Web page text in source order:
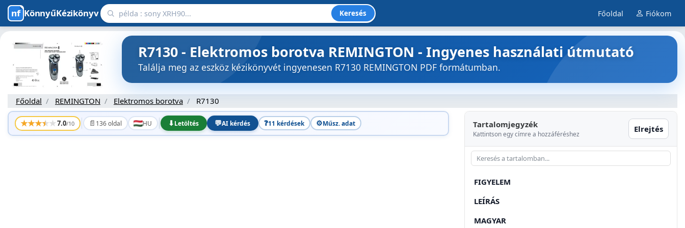
KönnyűKézikönyv Keresés Főoldal Fiókom
R7130 - Elektromos borotva REMINGTON - Ingyenes használati útmutató
Találja meg az eszköz kézikönyvét ingyenesen R7130 REMINGTON PDF formátumban.
Főoldal REMINGTON Elektromos borotva R7130
★★★★★7.0/10 📄 136 oldal HU ⬇Letöltés 💬AI kérdés ❓11 kérdések ⚙️Műsz. adat Tartalomjegyzék
Kattintson egy címre a hozzáféréshez
Elrejtés
FIGYELEM
LEÍRÁS
MAGYAR